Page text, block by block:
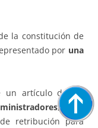
la constitución de
por una
un artículo de los
, en el
retribución para